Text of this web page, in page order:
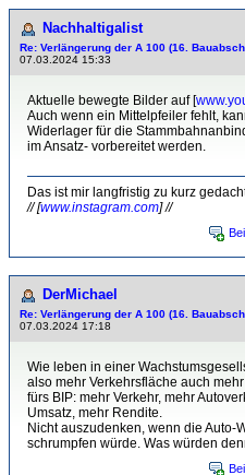
Nachhaltigalist
Re: Verlängerung der A 100 (16.
07.03.2024 15:33
Aktuelle bewegte Bilder auf [
Auch wenn ein Mittelpfeiler fehlt,
Widerlager für die
im Ansatz- vorbereitet werden.
Das ist mir langfristig zu kurz
// [www.instagram.com] //
DerMichael
Re: Verlängerung der A 100 (16.
07.03.2024 17:18
Wie leben in einer
also mehr Verkehrsfläche auch
fürs BIP: mehr Verkehr, mehr
Umsatz, mehr Rendite.
Nicht auszudenken, wenn die Auto-
schrumpfen würde. Was würden